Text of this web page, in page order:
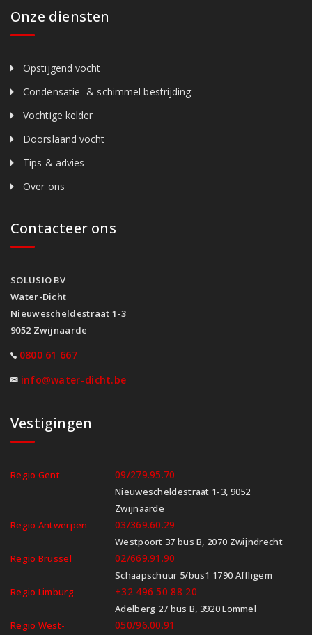
Onze diensten
Opstijgend vocht
Condensatie- & schimmel bestrijding
Vochtige kelder
Doorslaand vocht
Tips & advies
Over ons
Contacteer ons
SOLUSIO BV
Water-Dicht
Nieuwescheldestraat 1-3
9052 Zwijnaarde
0800 61 667
info@water-dicht.be
Vestigingen
Regio Gent 09/279.95.70
Nieuwescheldestraat 1-3, 9052
Zwijnaarde
Regio Antwerpen
03/369.60.29
Westpoort 37 bus B, 2070 Zwijndrecht
Regio Brussel
02/669.91.90
Schaapschuur 5/bus1 1790 Affligem
Regio Limburg
+32 496 50 88 20
Adelberg 27 bus B, 3920 Lommel
Regio West-
050/96.00.91